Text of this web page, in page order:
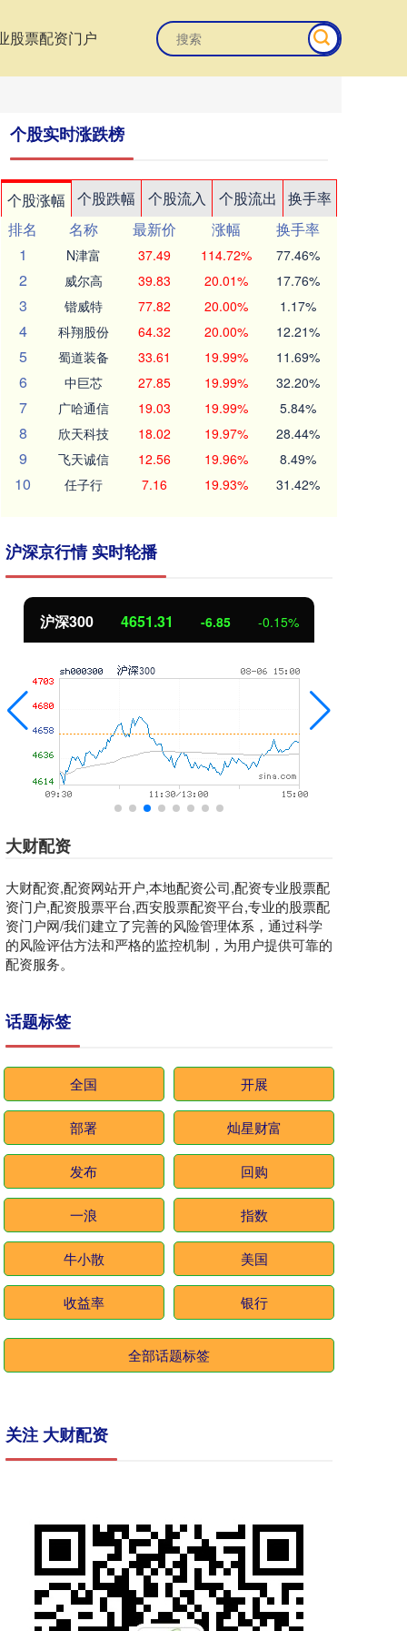
股票配资门户
个股实时涨跌榜
个股涨幅 个股跌幅 个股流入 个股流出
换手率
排名
名称 最新价 涨幅
换手率
1
N津富 37.49 114.72% 77.46%
2 威尔高 39.83 20.01% 17.76%
3 锴威特 77.82 20.00% 1.17%
4 科翔股份 64.32 20.00% 12.21%
5 蜀道装备 33.61 19.99% 11.69%
6 中巨芯 27.85 19.99% 32.20%
7 广哈通信 19.03 19.99% 5.84%
8 欣天科技 18.02 19.97% 28.44%
9 飞天诚信 12.56 19.96% 8.49%
10 任子行 7.16 19.93% 31.42%
沪深京行情 实时轮播
沪深300 4651.31 -6.85 -0.15%
大财配资
大财配资,配资网站开户,本地配资公司,配资专业股票配
资门户,配资股票平台,西安股票配资平台,专业的股票配
资门户网/我们建立了完善的风险管理体系，通过科学
的风险评估方法和严格的监控机制，为用户提供可靠的
配资服务。
话题标签
全国 开展
部署 灿星财富
发布 回购
一浪 指数
牛小散 美国
收益率 银行
全部话题标签
关注 大财配资